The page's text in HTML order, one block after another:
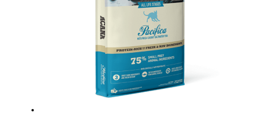
Las
opciones
se
pueden
elegir
en